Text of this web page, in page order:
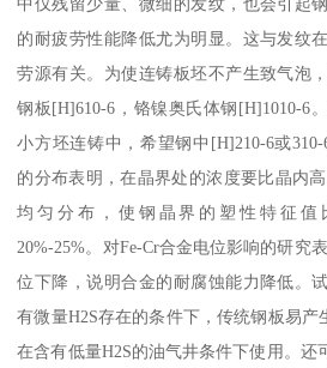
的耐疲劳性能降低尤为明显。这与发纹
劳源有关。为使连铸板坯不产生致气泡
钢板[H]610-6，铬镍奥氏体钢[H]1010-6
小方坯连铸中，希望钢中[H]210-6或
的分布表明，在晶界处的浓度要比晶内
均匀分布，使钢晶界的塑性特征值
20%-25%。对Fe-Cr合金电位影响的研究
位下降，说明合金的耐腐蚀能力降低。
有微量H2S存在的条件下，传统钢板易产
在含有低量H2S的油气井条件下使用。还